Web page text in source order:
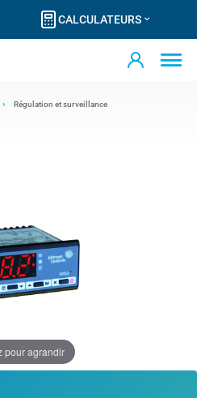
CALCULATEURS
Régulation et surveillance
pour agrandir